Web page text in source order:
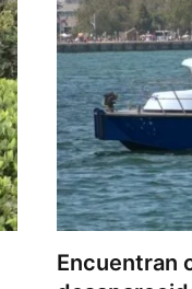
Encuentran